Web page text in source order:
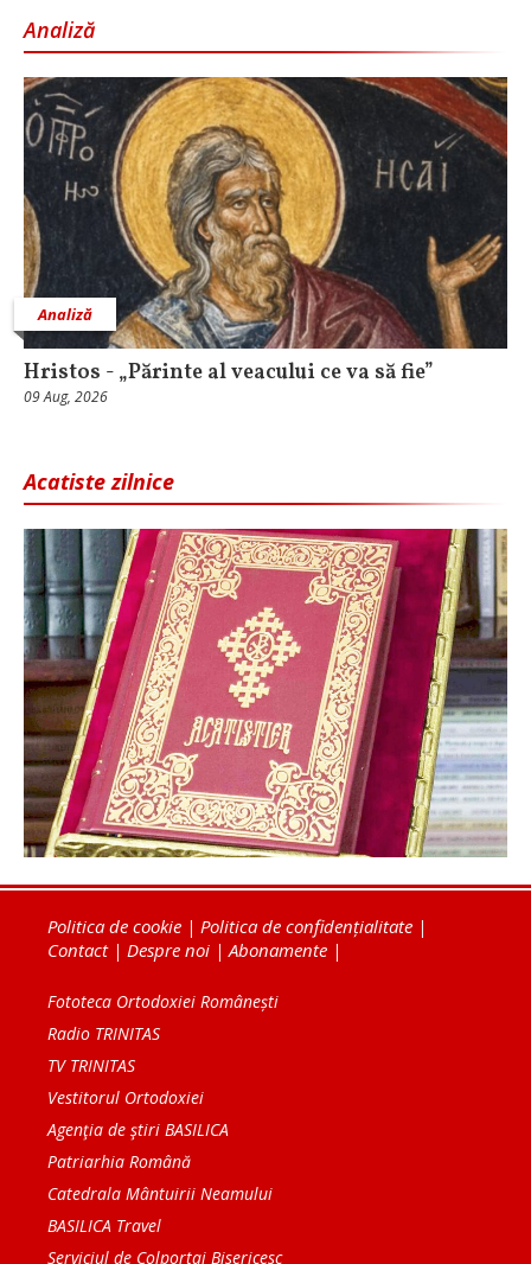
Analiză
Analiză
Hristos - „Părinte al veacului ce va să fie”
09 Aug, 2026
Acatiste zilnice
Politica de cookie | Politica de confidențialitate |
Contact| Despre noi |Abonamente |
Fototeca Ortodoxiei Românești
Radio TRINITAS
TV TRINITAS
Vestitorul Ortodoxiei
Agenţia de ştiri BASILICA
Patriarhia Română
Catedrala Mântuirii Neamului
BASILICA Travel
Serviciul de Colportaj Bisericesc